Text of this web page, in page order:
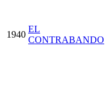
1940
EL
CONTRABANDO